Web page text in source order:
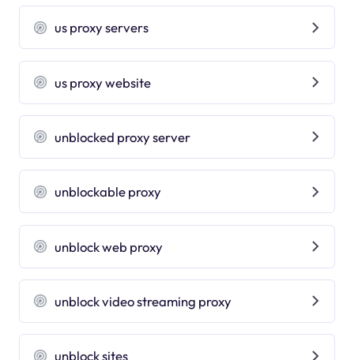
us proxy servers
us proxy website
unblocked proxy server
unblockable proxy
unblock web proxy
unblock video streaming proxy
unblock sites